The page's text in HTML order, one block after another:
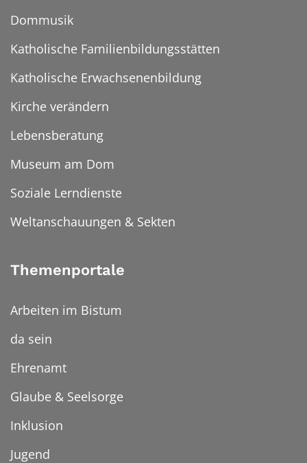
Dommusik
Katholische Familienbildungsstätten
Katholische Erwachsenenbildung
Kirche verändern
Lebensberatung
Museum am Dom
Soziale Lerndienste
Weltanschauungen & Sekten
Themenportale
Arbeiten im Bistum
da sein
Ehrenamt
Glaube & Seelsorge
Inklusion
Jugend